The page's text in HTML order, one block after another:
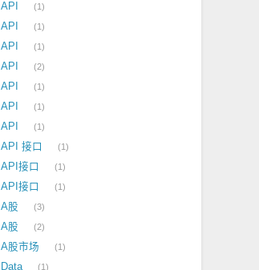
API 1
API 1
API 1
API 2
API 1
API 1
API 1
API 接口 1
API接口 1
API接口 1
A股 3
A股 2
A股市场 1
Data 1